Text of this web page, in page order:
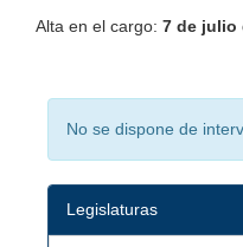
Alta en el cargo: 7 de julio
No se dispone de
Legislaturas